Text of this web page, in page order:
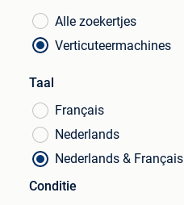
Alle zoekertjes
Verticuteermachines
Taal
Français
Nederlands
Nederlands & Français
Conditie